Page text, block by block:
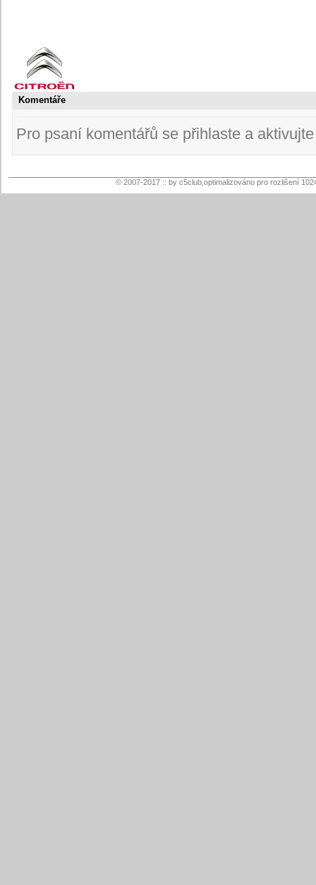
Komentáře
Pro psaní komentářů se přihlaste a
© 2007-2017 :: by c5club,optimalizováno pro rozlišení